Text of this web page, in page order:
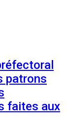
patrons
faites aux